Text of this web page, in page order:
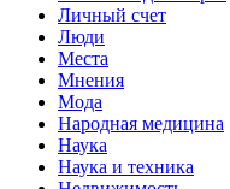
Личный счет
Люди
Места
Мнения
Мода
Народная медицина
Наука
Наука и техника